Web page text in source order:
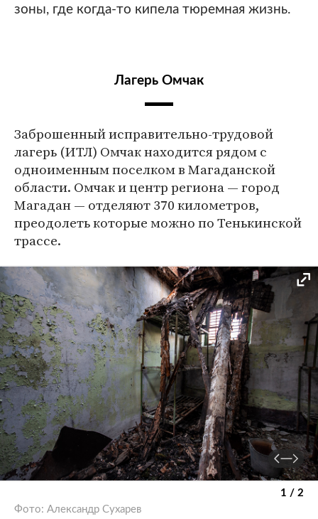
зоны, где когда-то кипела тюремная жизнь.
Лагерь Омчак
Заброшенный исправительно-трудовой
лагерь (ИТЛ) Омчак находится рядом с
одноименным поселком в Магаданской
области. Омчак и центр региона — город
Магадан — отделяют 370 километров,
преодолеть которые можно по Тенькинской
трассе.
1 / 2
Фото: Александр Сухарев